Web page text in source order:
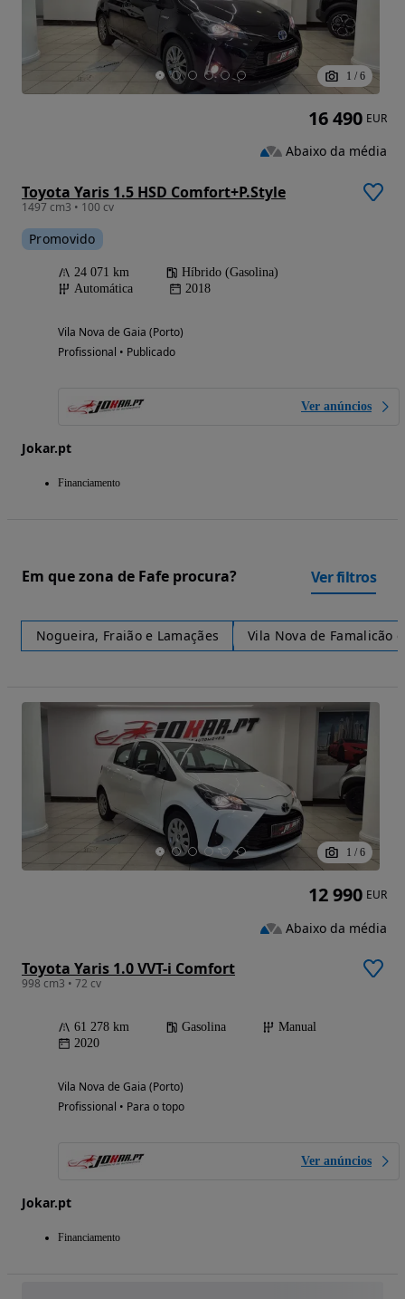
1 / 6
Toyota Yaris 1.5 HSD Comfort+P.Style
1497 cm3 • 100 cv
Promovido
24 071 km
Híbrido (Gasolina)
Automática
2018
Vila Nova de Gaia (Porto)
Profissional • Publicado
Ver anúncios
Jokar.pt
Financiamento
16 490 EUR
Abaixo da média
Em que zona de Fafe procura? Ver filtros
Nogueira, Fraião e Lamaçães Vila Nova de Famalicão
1 / 6
Toyota Yaris 1.0 VVT-i Comfort
998 cm3 • 72 cv
61 278 km Gasolina
Manual
2020
Vila Nova de Gaia (Porto)
Profissional • Para o topo
Ver anúncios
Jokar.pt
Financiamento
12 990 EUR
Abaixo da média